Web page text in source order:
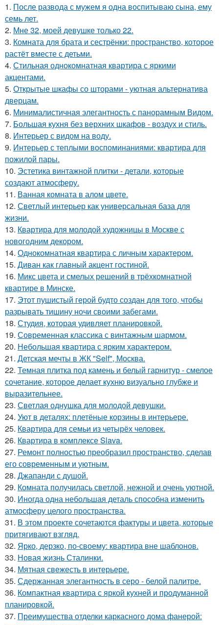
1. После развода с мужем я одна воспитываю сына, ему
семь лет.
2. Мне 32, моей девушке только 22.
3. Комната для брата и сестрёнки: пространство, которое
растёт вместе с детьми.
4. Стильная однокомнатная квартира с яркими
акцентами.
5. Открытые шкафы со шторами - уютная альтернатива
дверцам.
6. Минималистичная элегантность с панорамным Видом.
7. Большая кухня без верхних шкафов - воздух и стиль.
8. Интерьер с видом на воду.
9. Интерьер с теплыми воспоминаниями: квартира для
пожилой пары.
10. Эстетика винтажной плитки - детали, которые
создают атмосферу.
11. Ванная комната в алом цвете.
12. Светлый интерьер как универсальная база для
жизни.
13. Квартира для молодой художницы в Москве с
новогодним декором.
14. Однокомнатная квартира с личным характером.
15. Диван как главный акцент гостиной.
16. Микс цвета и смелых решений в трёхкомнатной
квартире в Минске.
17. Этот пушистый герой будто создан для того, чтобы
разрывать тишину ночи своими забегами.
18. Студия, которая удивляет планировкой.
19. Современная классика с винтажным шармом.
20. Небольшая квартира с ярким характером.
21. Детская мечты в ЖК "Self", Москва.
22. Темная плитка под камень и белый гарнитур - смелое
сочетание, которое делает кухню визуально глубже и
выразительнее.
23. Светлая однушка для молодой девушки.
24. Уют в деталях: плетёные корзины в интерьере.
25. Квартира для семьи из четырёх человек.
26. Квартира в комплексе Slava.
27. Ремонт полностью преобразил пространство, сделав
его современным и уютным.
28. Джапанди с душой.
29. Комната получилась светлой, нежной и очень уютной.
30. Иногда одна небольшая деталь способна изменить
атмосферу целого пространства.
31. В этом проекте сочетаются фактуры и цвета, которые
притягивают взгляд.
32. Ярко, дерзко, по-своему: квартира вне шаблонов.
33. Новая жизнь Сталинки.
34. Мятная свежесть в интерьере.
35. Сдержанная элегантность в серо - белой палитре.
36. Компактная квартира с яркой кухней и продуманной
планировкой.
37. Преимущества отделки каркасного дома фанерой: